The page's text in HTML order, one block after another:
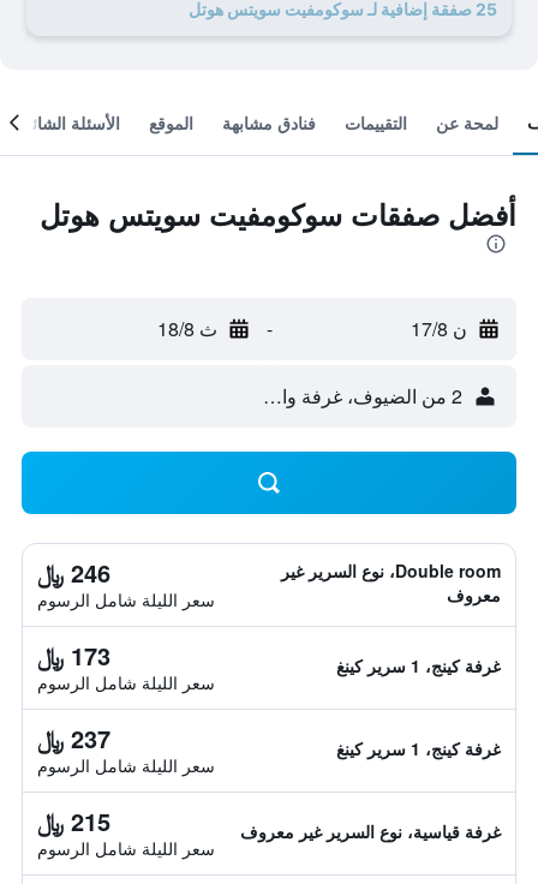
25 صفقة إضافية لـ سوكومفيت سويتس هوتل
لمحة عن التقييمات فنادق مشابهة الموقع الأسئلة الشائعة
أفضل صفقات سوكومفيت سويتس هوتل
ن 17/8 - ث 18/8
2 من الضيوف، غرفة واحدة
Double room، نوع السرير غير
معروف
246 ﷼
سعر الليلة شامل الرسوم
غرفة كينج، 1 سرير كينغ 173 ﷼
سعر الليلة شامل الرسوم
غرفة كينج، 1 سرير كينغ 237 ﷼
سعر الليلة شامل الرسوم
غرفة قياسية، نوع السرير غير معروف 215 ﷼
سعر الليلة شامل الرسوم